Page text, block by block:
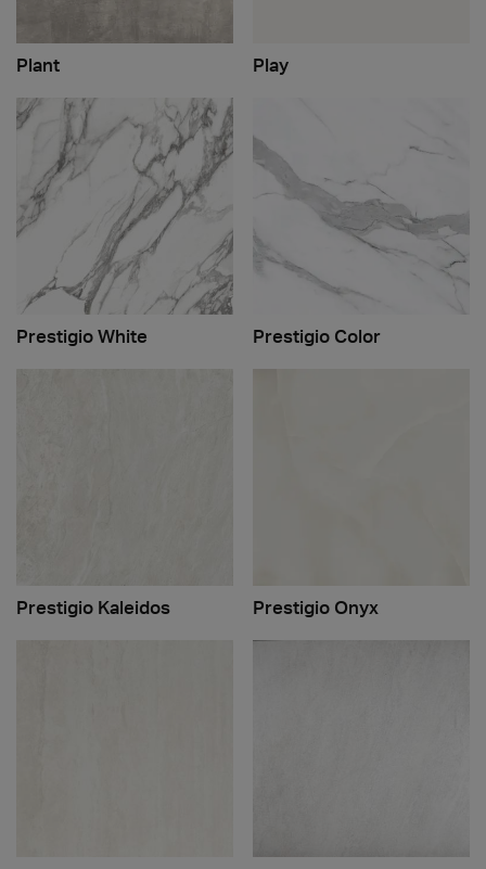
Plant Play
Prestigio White Prestigio Color
Prestigio Kaleidos Prestigio Onyx